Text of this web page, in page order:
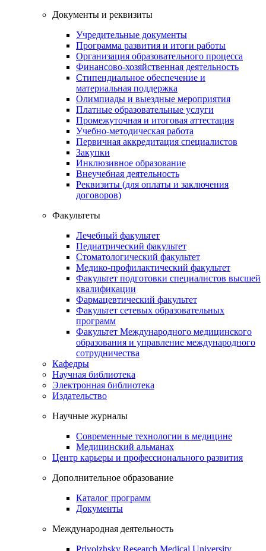
Документы и реквизиты
Учредительные документы
Программа развития и итоги работы
Организация образовательного процесса
Финансово-хозяйственная деятельность
Стипендиальное обеспечение и
материальная поддержка
Олимпиады и выездные мероприятия
Платные образовательные услуги
Промежуточная и итоговая аттестация
Учебно-методическая работа
Первичная аккредитация специалистов
Закупки
Инклюзивное образование
Внеучебная деятельность
Реквизиты (для оплаты и заключения
договоров)
Факультеты
Лечебный факультет
Педиатрический факультет
Стоматологический факультет
Медико-профилактический факультет
Факультет подготовки специалистов высшей
квалификации
Фармацевтический факультет
Факультет сетевых образовательных
программ
Факультет Международного медицинского
образования и управление международного
сотрудничества
Кафедры
Научная библиотека
Электронная библиотека
Издательство
Научные журналы
Современные технологии в медицине
Медицинский альманах
Центр карьеры и профессионального развития
Дополнительное образование
Каталог программ
Документы
Международная деятельность
Privolzhsky Research Medical University